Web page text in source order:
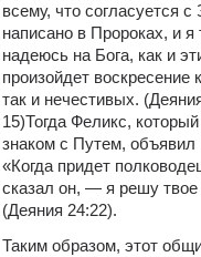
всему, что согласуется с
написано в Пророках, и я
надеюсь на Бога, как и
произойдет воскресение
так и нечестивых.
15)Тогда Феликс,
знаком с Путем, объявил
«Когда придет
сказал он, — я решу
(Деяния 24:22).
Таким образом, этот